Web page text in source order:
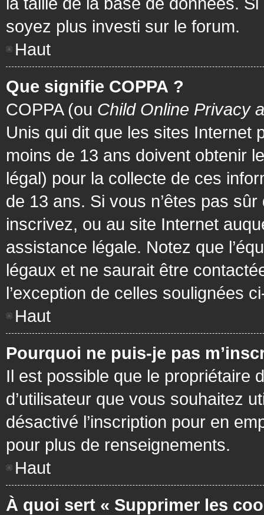
soyez plus investi sur le forum.
Haut
Que signifie COPPA ?
COPPA (ou Child Online Privacy
Unis qui dit que les sites Internet
moins de 13 ans doivent obtenir
légal) pour la collecte de ces
de 13 ans. Si vous n’êtes pas
inscrivez, ou au site Internet
assistance légale. Notez que
légaux et ne saurait être
l’exception de celles soulignées
Haut
Pourquoi ne puis-je pas
Il est possible que le propriétaire
d’utilisateur que vous souhaitez
désactivé l’inscription pour en
pour plus de renseignements.
Haut
À quoi sert « Supprimer les